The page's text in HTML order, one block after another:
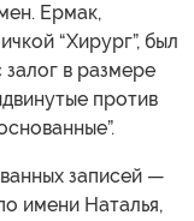
Ермак,
“Хирург”, был
в размере
против
записей —
имени Наталья,